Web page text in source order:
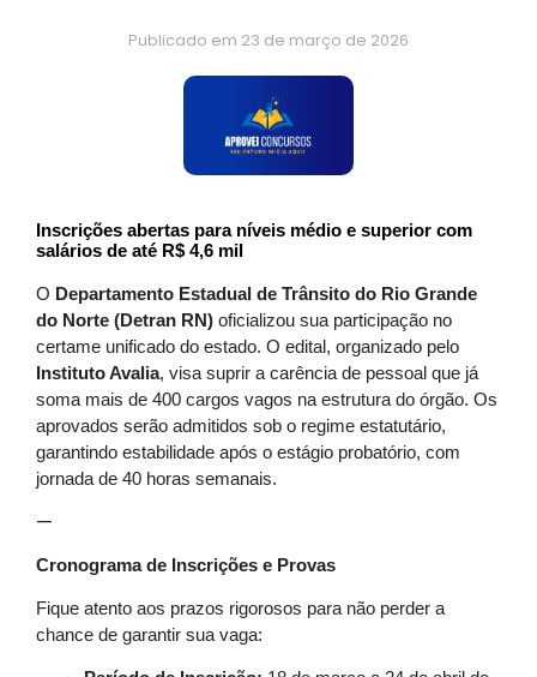
Publicado em 23 de março de 2026
Inscrições abertas para níveis médio e superior com
salários de até R$ 4,6 mil
O Departamento Estadual de Trânsito do Rio Grande
do Norte (Detran RN) oficializou sua participação no
certame unificado do estado. O edital, organizado pelo
Instituto Avalia, visa suprir a carência de pessoal que já
soma mais de 400 cargos vagos na estrutura do órgão. Os
aprovados serão admitidos sob o regime estatutário,
garantindo estabilidade após o estágio probatório, com
jornada de 40 horas semanais.
—
Cronograma de Inscrições e Provas
Fique atento aos prazos rigorosos para não perder a
chance de garantir sua vaga: